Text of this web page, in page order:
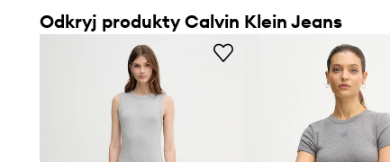
Odkryj produkty Calvin Klein Jeans